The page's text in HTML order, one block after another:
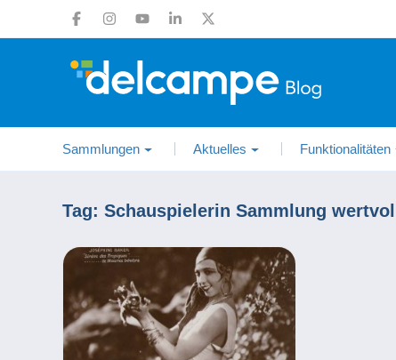
Sammlungen Aktuelles Funktionalitäten
Tag: Schauspielerin Sammlung